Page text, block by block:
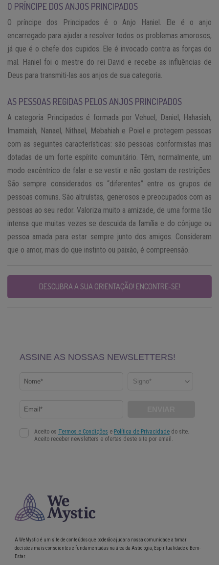
O PRÍNCIPE DOS ANJOS PRINCIPADOS
O príncipe dos Principados é o Anjo Haniel. Ele é o anjo
encarregado para ajudar a resolver todos os problemas amorosos,
já que é o chefe dos cupidos. Ele é invocado contra as forças do
mal. Haniel foi o mestre do rei David e recebe as influências de
Deus para transmiti-las aos anjos de sua categoria.
AS PESSOAS REGIDAS PELOS ANJOS PRINCIPADOS
A categoria Principados é formada por Vehuel, Daniel, Hahasiah,
Imamaiah, Nanael, Nithael, Mebahiah e Poiel e protegem pessoas
com as seguintes características: são pessoas conformistas mas
dotadas de um forte espírito comunitário. Têm, normalmente, um
modo excêntrico de falar e se vestir e não gostam de restrições.
São sempre considerados os “diferentes” entre os grupos de
pessoas comuns. São altruístas, generosos e preocupados com as
pessoas ao seu redor. Valoriza muito a amizade, de uma forma tão
intensa que muitas vezes se descuida da família e do cônjuge ou
pessoa amada para estar sempre junto dos amigos. Consideram
que o amor, mais do que instinto ou paixão, é compreensão.
DESCUBRA A SUA ORIENTAÇÃO! ENCONTRE-SE!
A WeMystic é um site de conteúdos que poderão ajudar a nossa comunidade a tomar
decisões mais conscientes e fundamentadas na área da Astrologia, Espiritualidade e Bem-
Estar.